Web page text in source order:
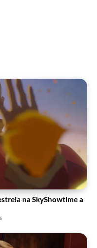
na SkyShowtime a